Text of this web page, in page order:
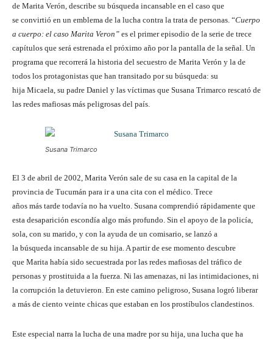
de Marita Verón, describe su búsqueda incansable en el caso que
se convirtió en un emblema de la lucha contra la trata de personas. “Cuerpo
a cuerpo: el caso Marita Veron” es el primer episodio de la serie de trece
capítulos que será estrenada el próximo año por la pantalla de la señal. Un
programa que recorrerá la historia del secuestro de Marita Verón y la de
todos los protagonistas que han transitado por su búsqueda: su
hija Micaela, su padre Daniel y las víctimas que Susana Trimarco rescató de
las redes mafiosas más peligrosas del país.
Susana Trimarco
El 3 de abril de 2002, Marita Verón sale de su casa en la capital de la
provincia de Tucumán para ir a una cita con el médico. Trece
años más tarde todavía no ha vuelto. Susana comprendió rápidamente que
esta desaparición escondía algo más profundo. Sin el apoyo de la policía,
sola, con su marido, y con la ayuda de un comisario, se lanzó a
la búsqueda incansable de su hija. A partir de ese momento descubre
que Marita había sido secuestrada por las redes mafiosas del tráfico de
personas y prostituida a la fuerza. Ni las amenazas, ni las intimidaciones, ni
la corrupción la detuvieron. En este camino peligroso, Susana logró liberar
a más de ciento veinte chicas que estaban en los prostíbulos clandestinos.
Este especial narra la lucha de una madre por su hija, una lucha que ha